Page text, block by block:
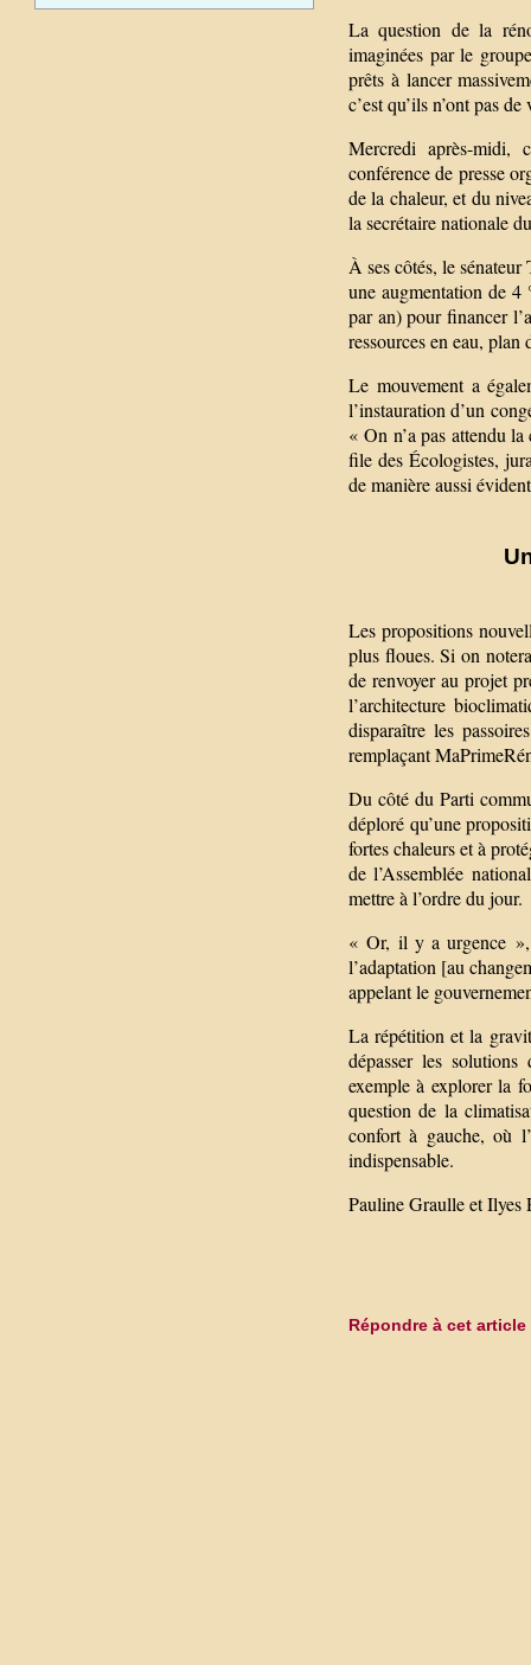
La question de la
imaginées par le
prêts à lancer
c’est qu’ils n’ont pas
Mercredi après-midi,
conférence de presse
de la chaleur, et du
la secrétaire nationale
À ses côtés, le
une augmentation de
par an) pour financer
ressources en eau,
Le mouvement a
l’instauration d’un
« On n’a pas attendu
file des Écologistes,
de manière aussi
Les propositions
plus floues. Si on
de renvoyer au projet
l’architecture
disparaître les
remplaçant
Du côté du Parti
déploré qu’une
fortes chaleurs et à
de l’Assemblée
mettre à l’ordre du jour.
« Or, il y a urgence »,
l’adaptation [au
appelant le
La répétition et la
dépasser les
exemple à explorer la
question de la
confort à gauche, où
indispensable.
Pauline Graulle et Ilyes
Répondre à cet article